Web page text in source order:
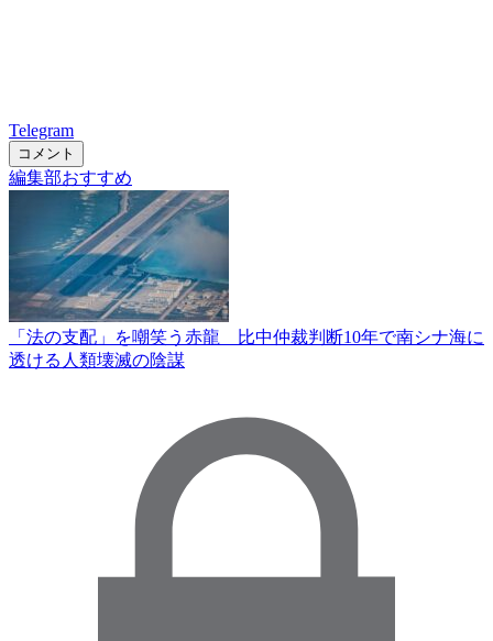
Telegram
コメント
編集部おすすめ
「法の支配」を嘲笑う赤龍 比中仲裁判断10年で南シナ海に
透ける人類壊滅の陰謀